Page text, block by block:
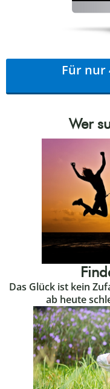
Für nur
Wer
Das Glück ist kein
ab heute